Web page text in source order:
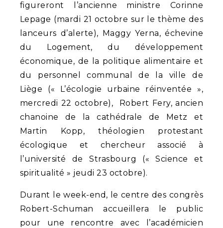
figureront l’ancienne ministre Corinne
Lepage (mardi 21 octobre sur le thème des
lanceurs d’alerte), Maggy Yerna, échevine
du Logement, du développement
économique, de la politique alimentaire et
du personnel communal de la ville de
Liège (« L’écologie urbaine réinventée »,
mercredi 22 octobre), Robert Fery, ancien
chanoine de la cathédrale de Metz et
Martin Kopp, théologien protestant
écologique et chercheur associé à
l’université de Strasbourg (« Science et
spiritualité » jeudi 23 octobre).
Durant le week-end, le centre des congrès
Robert-Schuman accueillera le public
pour une rencontre avec l’académicien